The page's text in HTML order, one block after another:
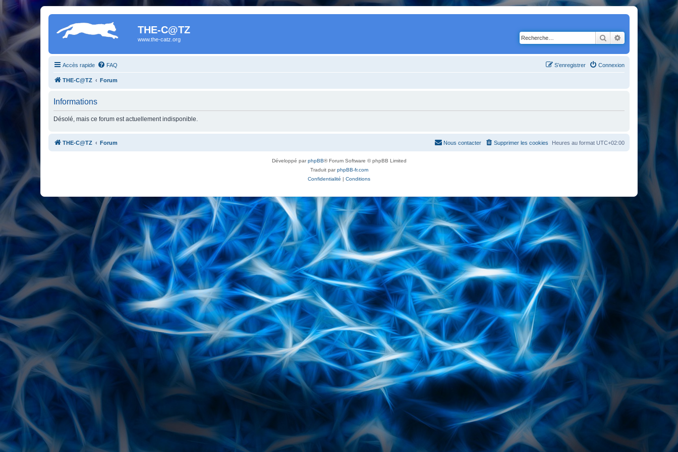
THE-C@TZ
www.the-catz.org RechercherRecherche
Accès rapide FAQ Connexion
S’enregistrer
THE-C@TZ Forum
Informations
Désolé, mais ce forum est actuellement indisponible.
THE-C@TZ Forum Heures au format UTC+02:00
Supprimer les cookies
Nous contacter
Développé parphpBB® Forum Software © phpBB Limited
Traduit parphpBB-fr.com
Confidentialité | Conditions